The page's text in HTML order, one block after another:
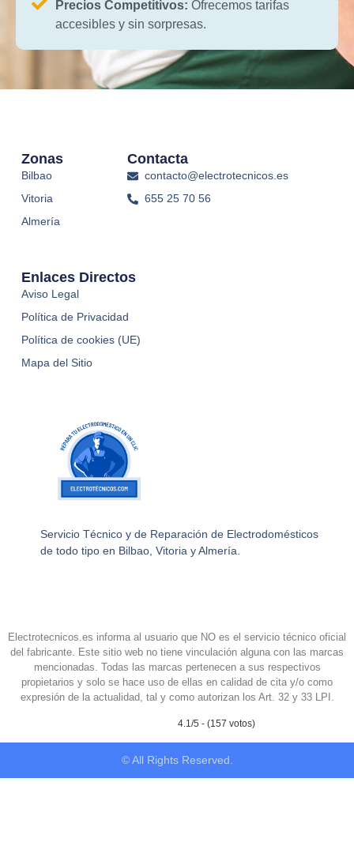
Precios Competitivos: Ofrecemos tarifas
accesibles y sin sorpresas.
Servicio Técnico y de Reparación de Electrodomésticos
de todo tipo en Bilbao, Vitoria y Almería.
Zonas
Bilbao
Vitoria
Almería
Contacta
contacto@electrotecnicos.es
655 25 70 56
Enlaces Directos
Aviso Legal
Política de Privacidad
Política de cookies (UE)
Mapa del Sitio
Electrotecnicos.es informa al usuario que NO es el servicio técnico oficial
del fabricante. Este sitio web no tiene vinculación alguna con las marcas
mencionadas. Todas las marcas pertenecen a sus respectivos
propietarios y solo se hace uso de ellas en calidad de cita y/o como
expresión de la actualidad, tal y como autorizan los Art. 32 y 33 LPI.
4.1/5 - (157 votos)
© All Rights Reserved.